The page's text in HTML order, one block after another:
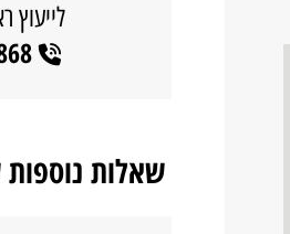
לייעוץ
077-9973868
שאלות נוספות